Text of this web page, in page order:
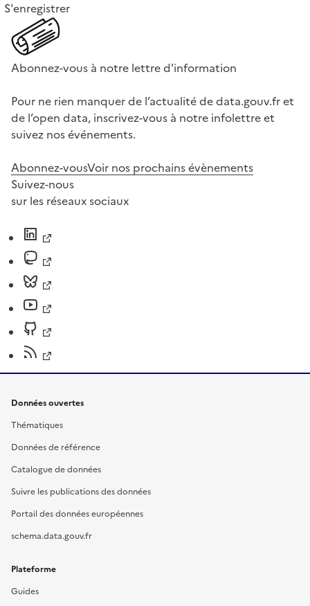
S'enregistrer
Abonnez-vous à notre lettre d'information
Pour ne rien manquer de l’actualité de data.gouv.fr et
de l’open data, inscrivez-vous à notre infolettre et
suivez nos événements.
Abonnez-vousVoir nos prochains évènements
Suivez-nous
sur les réseaux sociaux
Données ouvertes
Thématiques
Données de référence
Catalogue de données
Suivre les publications des données
Portail des données européennes
schema.data.gouv.fr
Plateforme
Guides